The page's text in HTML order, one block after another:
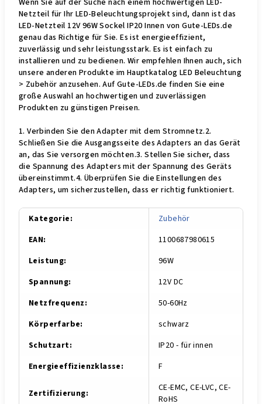
Wenn Sie auf der Suche nach einem hochwertigen LED-
Netzteil für Ihr LED-Beleuchtungsprojekt sind, dann ist das
LED-Netzteil 12V 96W Sockel IP20 Innen von Gute-LEDs.de
genau das Richtige für Sie. Es ist energieeffizient,
zuverlässig und sehr leistungsstark. Es ist einfach zu
installieren und zu bedienen. Wir empfehlen Ihnen auch, sich
unsere anderen Produkte im Hauptkatalog LED Beleuchtung
> Zubehör anzusehen. Auf Gute-LEDs.de finden Sie eine
große Auswahl an hochwertigen und zuverlässigen
Produkten zu günstigen Preisen.
1. Verbinden Sie den Adapter mit dem Stromnetz.2.
Schließen Sie die Ausgangsseite des Adapters an das Gerät
an, das Sie versorgen möchten.3. Stellen Sie sicher, dass
die Spannung des Adapters mit der Spannung des Geräts
übereinstimmt.4. Überprüfen Sie die Einstellungen des
Adapters, um sicherzustellen, dass er richtig funktioniert.
Kategorie:
Zu­be­hör
EAN:
1100687980615
Leistung:
96W
Spannung:
12V DC
Netzfrequenz:
50-60Hz
Körperfarbe:
schwarz
Schutzart:
IP20 - für innen
Energieeffizienzklasse: F
Zertifizierung:
CE-EMC, CE-LVC, CE-
RoHS